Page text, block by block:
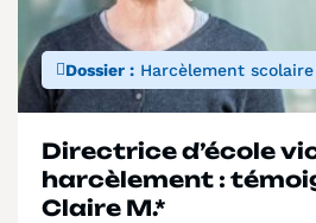
Dossier : Harcèlement scolaire
Directrice d’école
harcèlement :
Claire M.*